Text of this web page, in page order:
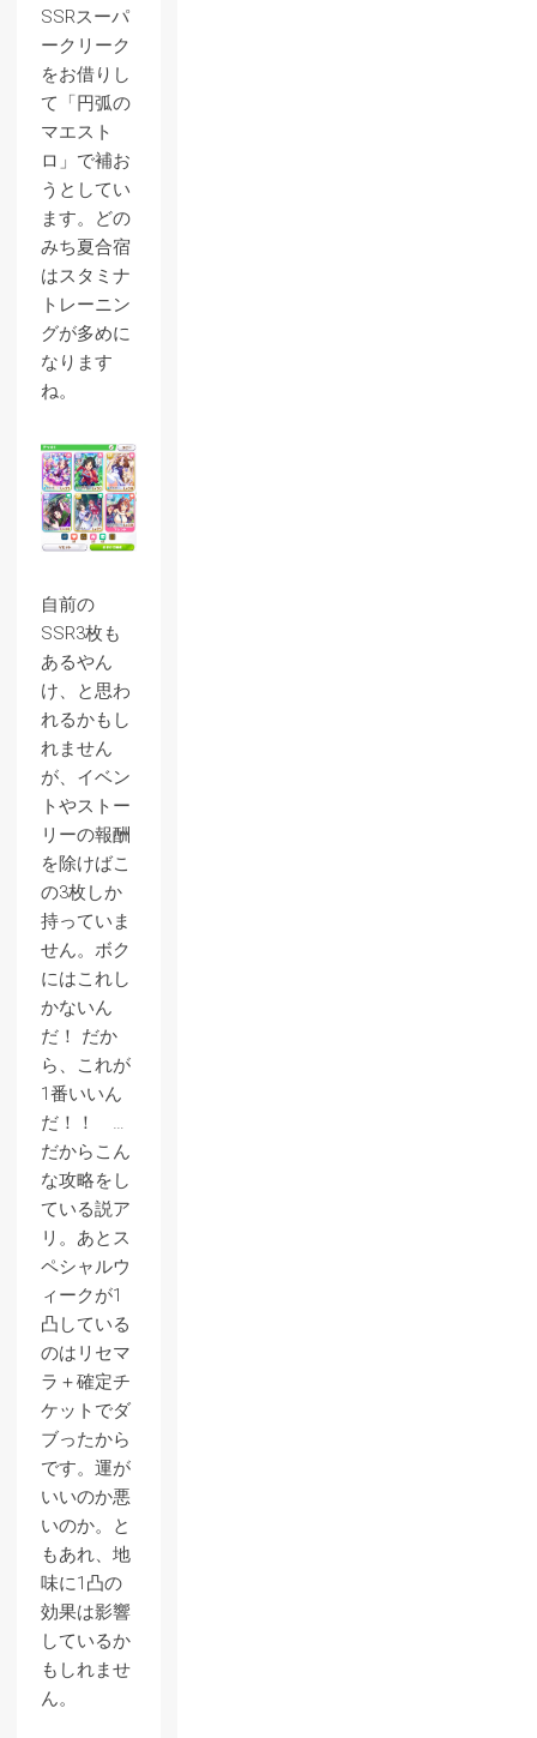
SSRスーパ
ークリーク
をお借りし
て「円弧の
マエスト
ロ」で補お
うとしてい
ます。どの
みち夏合宿
はスタミナ
トレーニン
グが多めに
なります
ね。
自前の
SSR3枚も
あるやん
け、と思わ
れるかもし
れません
が、イベン
トやストー
リーの報酬
を除けばこ
の3枚しか
持っていま
せん。ボク
にはこれし
かないん
だ！ だか
ら、これが
1番いいん
だ！！ …
だからこん
な攻略をし
ている説ア
リ。あとス
ペシャルウ
ィークが1
凸している
のはリセマ
ラ＋確定チ
ケットでダ
ブったから
です。運が
いいのか悪
いのか。と
もあれ、地
味に1凸の
効果は影響
しているか
もしれませ
ん。